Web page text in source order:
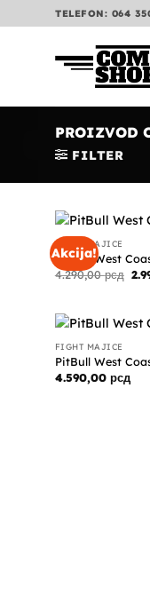
na
TELEFON: 064
PROIZVOD
FILTER
Akcija!
FIGHT MAJICE
PitBull West
4.290,00рсд
FIGHT MAJICE
PitBull West
4.590,00 рсд